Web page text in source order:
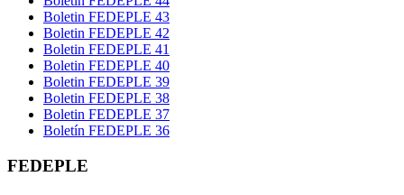
Boletin FEDEPLE 43
Boletin FEDEPLE 42
Boletin FEDEPLE 41
Boletin FEDEPLE 40
Boletin FEDEPLE 39
Boletin FEDEPLE 38
Boletin FEDEPLE 37
Boletín FEDEPLE 36
FEDEPLE